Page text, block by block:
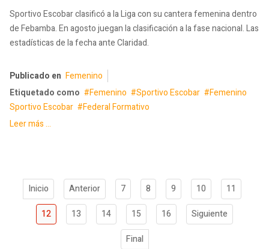
Sportivo Escobar clasificó a la Liga con su cantera femenina dentro
de Febamba. En agosto juegan la clasificación a la fase nacional. Las
estadísticas de la fecha ante Claridad.
Publicado en Femenino
Etiquetado como
Femenino Sportivo Escobar
Femenino
Sportivo Escobar
Federal Formativo
Leer más ...
Inicio Anterior 7 8 9 10
11
12
13 14 15 16
Siguiente
Final